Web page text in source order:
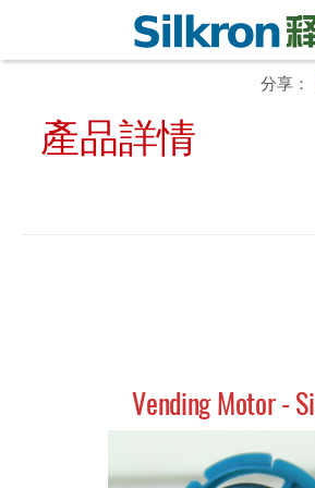
分享：
產品詳情
Vending Motor -